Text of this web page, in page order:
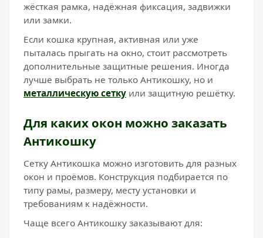
жёсткая рамка, надёжная фиксация, задвижки
или замки.
Если кошка крупная, активная или уже
пыталась прыгать на окно, стоит рассмотреть
дополнительные защитные решения. Иногда
лучше выбрать не только Антикошку, но и
металлическую сетку или защитную решётку.
Для каких окон можно заказать
Антикошку
Сетку Антикошка можно изготовить для разных
окон и проёмов. Конструкция подбирается по
типу рамы, размеру, месту установки и
требованиям к надёжности.
Чаще всего Антикошку заказывают для: